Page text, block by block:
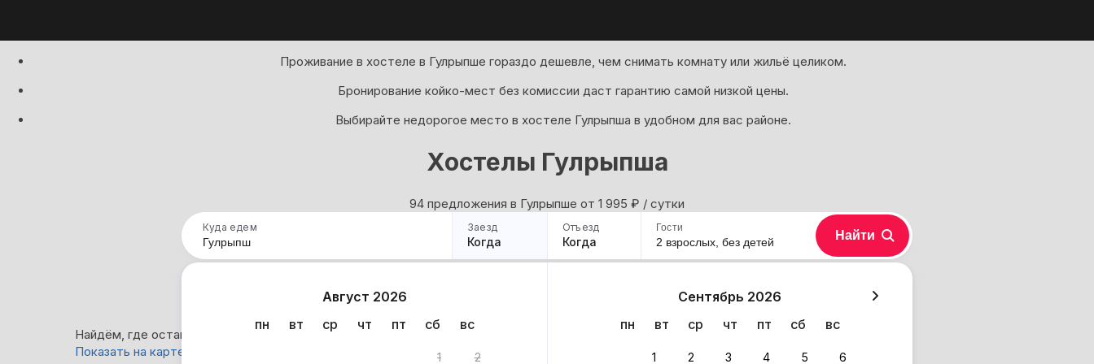
Проживание в хостеле в Гулрыпше гораздо дешевле, чем снимать комнату или жильё целиком.
Бронирование койко-мест без комиссии даст гарантию самой низкой цены.
Выбирайте недорогое место в хостеле Гулрыпша в удобном для вас районе.
Хостелы Гулрыпша
94 предложения в Гулрыпше oт 1 995 ₽ / сутки
Куда едем Заезд
Когда
Отъезд
Когда
Август 2026
пн
вт ср чт пт сб вс
1 2
Сентябрь 2026
пн
вт ср чт пт сб вс
1 2 3 4 5 6
Гости
2 взрослых, без детей Найти
Найдём, где остановиться в Гулрыпше: 94 варианта
Показать на карте